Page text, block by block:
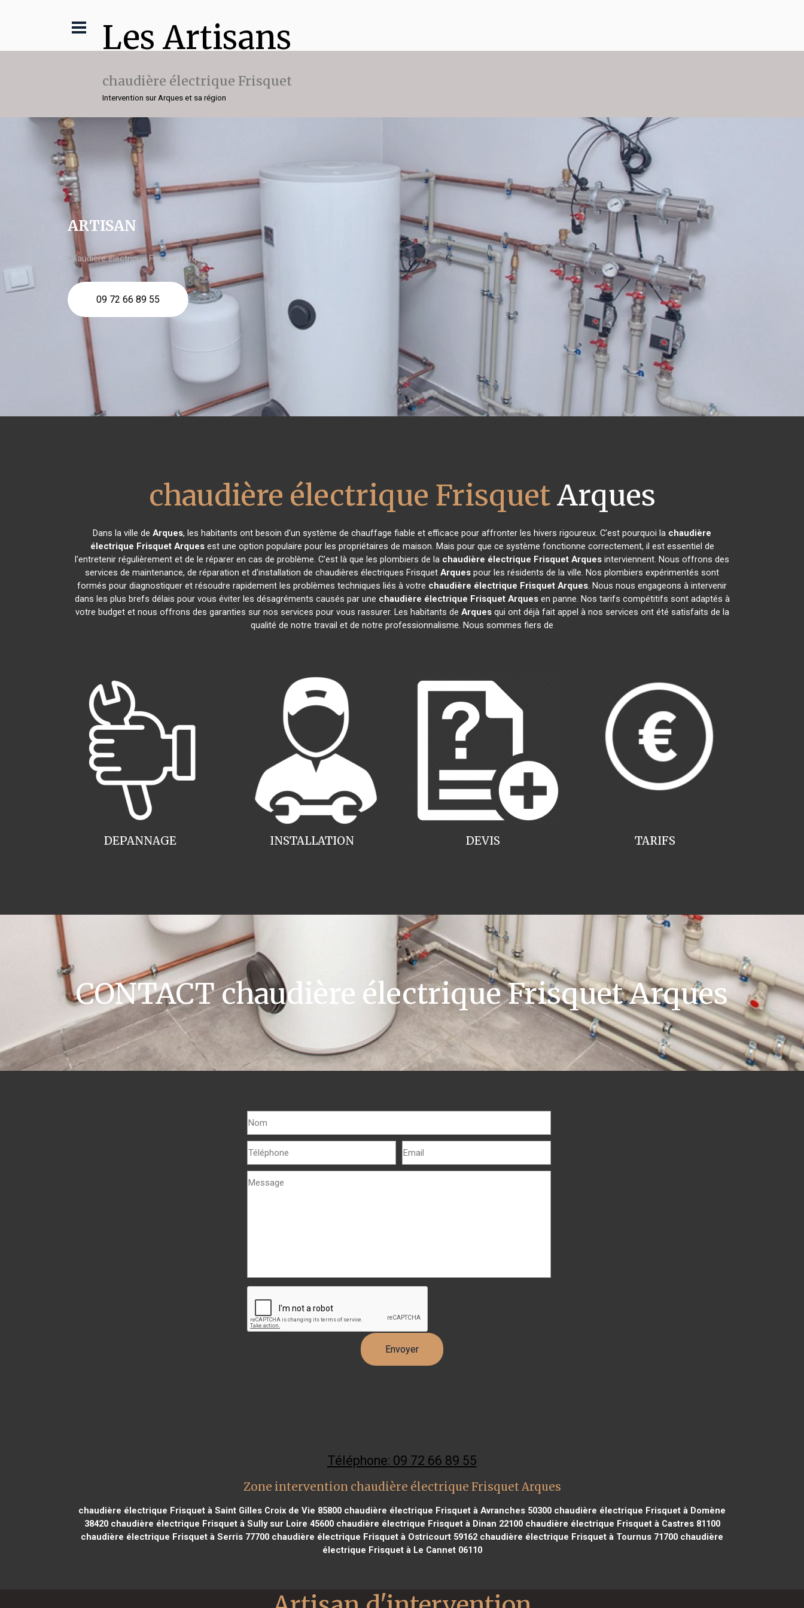
Les Artisans
chaudière électrique Frisquet
Intervention sur Arques et sa région
ARTISAN
chaudière électrique Frisquet Arques
09 72 66 89 55
chaudière électrique FrisquetArques
Dans la ville de Arques, les habitants ont besoin d'un système de chauffage fiable et efficace pour affronter les hivers rigoureux. C'est pourquoi la chaudière
électrique Frisquet Arquesest une option populaire pour les propriétaires de maison. Mais pour que ce système fonctionne correctement, il est essentiel de
l'entretenir régulièrement et de le réparer en cas de problème. C'est là que les plombiers de la chaudière électrique Frisquet Arques interviennent. Nous offrons des
services de maintenance, de réparation et d'installation de chaudières électriques Frisquet Arques pour les résidents de la ville. Nos plombiers expérimentés sont
formés pour diagnostiquer et résoudre rapidement les problèmes techniques liés à votre chaudière électrique Frisquet Arques. Nous nous engageons à intervenir
dans les plus brefs délais pour vous éviter les désagréments causés par une chaudière électrique Frisquet Arquesen panne. Nos tarifs compétitifs sont adaptés à
votre budget et nous offrons des garanties sur nos services pour vous rassurer. Les habitants de Arquesqui ont déjà fait appel à nos services ont été satisfaits de la
qualité de notre travail et de notre professionnalisme. Nous sommes fiers de
INSTALLATION
DEPANNAGE TARIFS
DEVIS
CONTACT chaudière électrique Frisquet Arques
Téléphone: 09 72 66 89 55
Zone intervention chaudière électrique Frisquet Arques
chaudière électrique Frisquet à Saint Gilles Croix de Vie 85800 chaudière électrique Frisquet à Avranches 50300 chaudière électrique Frisquet à Domène
38420chaudière électrique Frisquet à Sully sur Loire 45600chaudière électrique Frisquet à Dinan 22100chaudière électrique Frisquet à Castres 81100
chaudière électrique Frisquet à Serris 77700 chaudière électrique Frisquet à Ostricourt 59162 chaudière électrique Frisquet à Tournus 71700 chaudière
électrique Frisquet à Le Cannet 06110